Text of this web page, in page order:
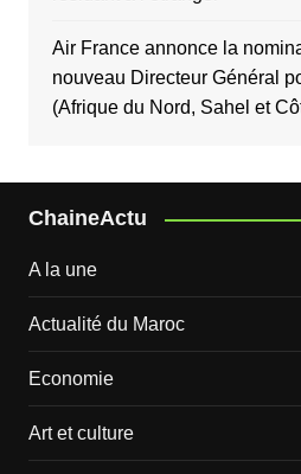
Air France annonce la
nouveau Directeur Général
(Afrique du Nord, Sahel et
ChaineActu
A la une
Actualité du Maroc
Economie
Art et culture